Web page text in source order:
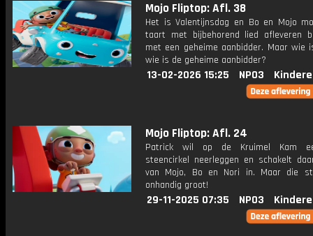
Mojo Fliptop: Afl. 38
Het is Valentijnsdag en Bo en Mojo
taart met bijbehorend lied afleveren
met een geheime aanbidder. Maar wie
wie is de geheime aanbidder?
13-02-2026 15:25 NPO3
Mojo Fliptop: Afl. 24
Patrick wil op de Kruimel Kam
steencirkel neerleggen en schakelt
van Mojo, Bo en Nori in. Maar die
onhandig groot!
29-11-2025 07:35 NPO3